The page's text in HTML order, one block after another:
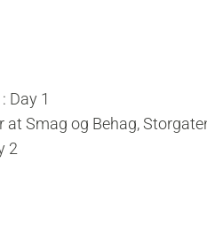
Day 1
at Smag og Behag,
2